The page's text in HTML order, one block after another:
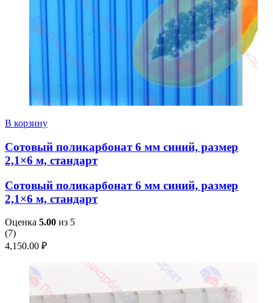
В корзину
Сотовый поликарбонат 6 мм синий, размер
2,1×6 м, стандарт
Сотовый поликарбонат 6 мм синий, размер
2,1×6 м, стандарт
Оценка 5.00 из 5
(7)
4,150.00 ₽